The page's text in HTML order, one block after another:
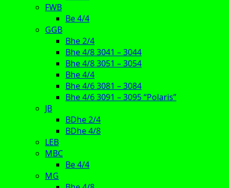
FWB
Be 4/4
GGB
Bhe 2/4
Bhe 4/8 3041 – 3044
Bhe 4/8 3051 – 3054
Bhe 4/4
Bhe 4/6 3081 – 3084
Bhe 4/6 3091 – 3095 “Polaris”
JB
BDhe 2/4
BDhe 4/8
LEB
MBC
Be 4/4
MG